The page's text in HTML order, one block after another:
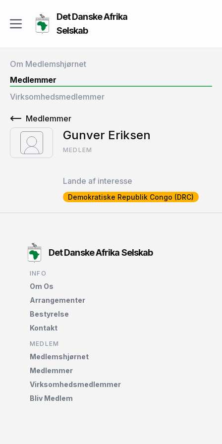
Det Danske Afrika
Selskab
Om Medlemshjørnet
Medlemmer
Virksomhedsmedlemmer
Medlemmer
Gunver Eriksen
MEDLEM
Lande af interesse
Demokratiske Republik Congo (DRC)
Det Danske Afrika Selskab
INFO
Om Os
Arrangementer
Bestyrelse
Kontakt
MEDLEM
Medlemshjørnet‌
Medlemmer
Virksomhedsmedlemmer
Bliv Medlem